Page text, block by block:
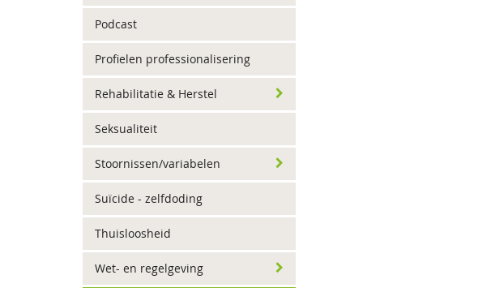
Podcast
Profielen professionalisering
Rehabilitatie & Herstel
Seksualiteit
Stoornissen/variabelen
Suïcide - zelfdoding
Thuisloosheid
Wet- en regelgeving